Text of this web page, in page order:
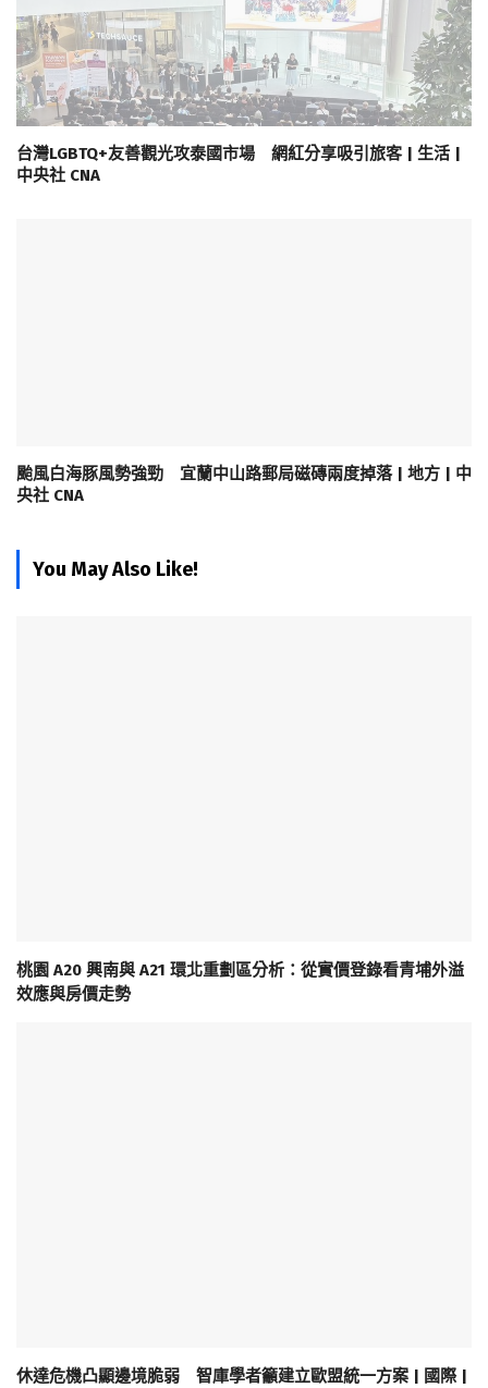
台灣LGBTQ+友善觀光攻泰國市場 網紅分享吸引旅客 | 生活 |
中央社 CNA
颱風白海豚風勢強勁 宜蘭中山路郵局磁磚兩度掉落 | 地方 | 中
央社 CNA
You May Also Like!
桃園 A20 興南與 A21 環北重劃區分析：從實價登錄看青埔外溢
效應與房價走勢
休達危機凸顯邊境脆弱 智庫學者籲建立歐盟統一方案 | 國際 |